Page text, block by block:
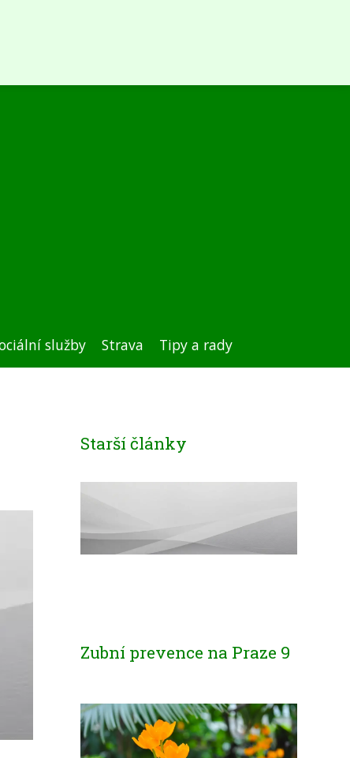
služby Strava Tipy a rady
Starší články
Zubní prevence na Praze 9